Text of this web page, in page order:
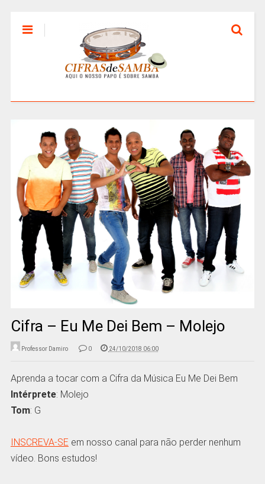
Cifra – Eu Me Dei Bem – Molejo
Professor Damiro 0 24/10/2018 06:00
Aprenda a tocar com a Cifra da Música Eu Me Dei Bem
Intérprete: Molejo
Tom: G
INSCREVA-SE em nosso canal para não perder nenhum
vídeo. Bons estudos!